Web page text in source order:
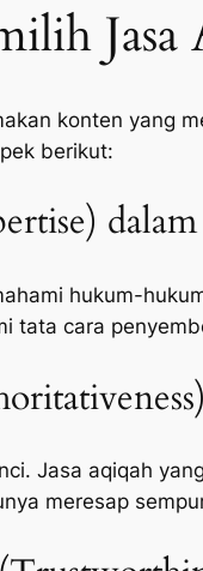
konten yang
berikut:
hukum-
tata cara
Jasa aqiqah
meresap